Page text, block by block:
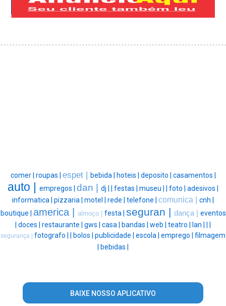
comer | roupas | espet | bebida | hoteis | deposito | casamentos |
auto | empregos | dan | dj | | festas | museu | | foto | adesivos |
informatica | pizzaria | motel | rede | telefone | comunica | cnh |
boutique | america | almoço | festa | seguran | dança | eventos
| doces | restaurante | gws | casa | bandas | web | teatro | lan | | |
segurança | fotografo | | bolos | publicidade | escola | emprego | filmagem
| bebidas |
BAIXE NOSSO APLICATIVO